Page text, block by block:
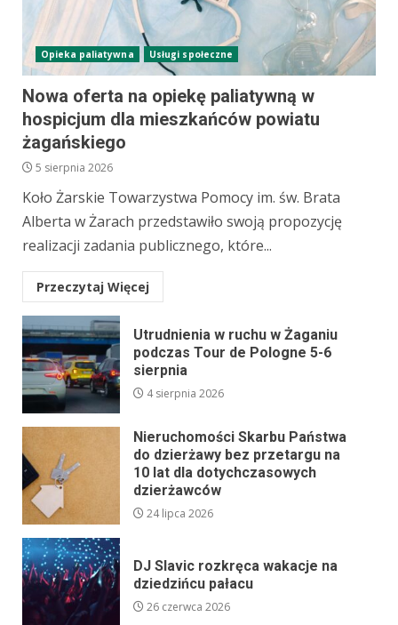
Opieka paliatywna Usługi społeczne
Nowa oferta na opiekę paliatywną w
hospicjum dla mieszkańców powiatu
żagańskiego
5 sierpnia 2026
Koło Żarskie Towarzystwa Pomocy im. św. Brata
Alberta w Żarach przedstawiło swoją propozycję
realizacji zadania publicznego, które...
Przeczytaj Więcej
Utrudnienia w ruchu w Żaganiu
podczas Tour de Pologne 5-6
sierpnia
4 sierpnia 2026
Nieruchomości Skarbu Państwa
do dzierżawy bez przetargu na
10 lat dla dotychczasowych
dzierżawców
24 lipca 2026
DJ Slavic rozkręca wakacje na
dziedzińcu pałacu
26 czerwca 2026